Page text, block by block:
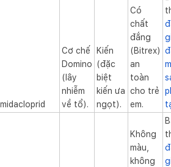
Imidacloprid
Cơ chế
Domino
(lây
nhiễm
về tổ).
Kiến
(đặc
biệt
kiến ưa
ngọt).
Có
chất
đắng
(Bitrex)
an
toàn
cho trẻ
em.
Không
màu,
không